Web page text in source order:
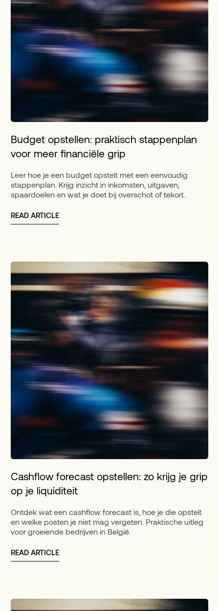
Budget opstellen: praktisch stappenplan
voor meer financiële grip
Leer hoe je een budget opstelt met een eenvoudig
stappenplan. Krijg inzicht in inkomsten, uitgaven,
spaardoelen en wat je doet bij overschot of tekort.
READ ARTICLE
Cashflow forecast opstellen: zo krijg je grip
op je liquiditeit
Ontdek wat een cashflow forecast is, hoe je die opstelt
en welke posten je niet mag vergeten. Praktische uitleg
voor groeiende bedrijven in België.
READ ARTICLE